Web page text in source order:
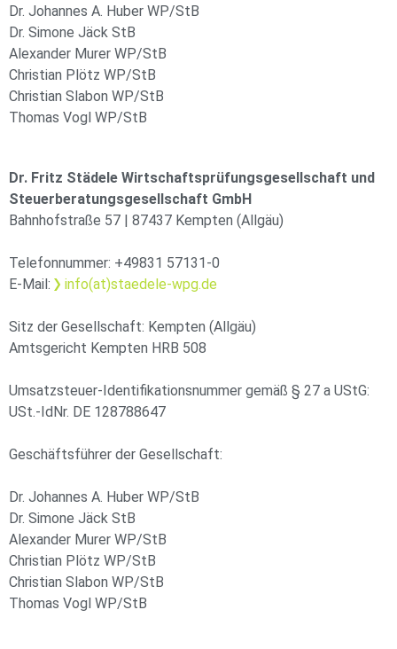
Dr. Johannes A. Huber WP/StB
Dr. Simone Jäck StB
Alexander Murer WP/StB
Christian Plötz WP/StB
Christian Slabon WP/StB
Thomas Vogl WP/StB
Dr. Fritz Städele Wirtschaftsprüfungsgesellschaft und
Steuerberatungsgesellschaft GmbH
Bahnhofstraße 57 | 87437 Kempten (Allgäu)
Telefonnummer: +49831 57131-0
E-Mail:
info(at)staedele-wpg.de
Sitz der Gesellschaft: Kempten (Allgäu)
Amtsgericht Kempten HRB 508
Umsatzsteuer-Identifikationsnummer gemäß § 27 a UStG:
USt.-IdNr. DE 128788647
Geschäftsführer der Gesellschaft:
Dr. Johannes A. Huber WP/StB
Dr. Simone Jäck StB
Alexander Murer WP/StB
Christian Plötz WP/StB
Christian Slabon WP/StB
Thomas Vogl WP/StB